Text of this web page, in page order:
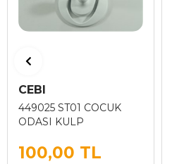
CEBI
449025 ST01 COCUK
ODASI KULP
100,00 TL